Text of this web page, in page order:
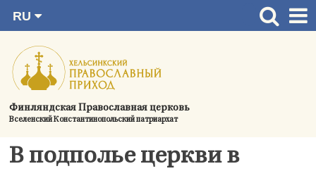
содержимому
Финляндская Православная церковь
Вселенский Константинопольский патриархат
RU
SV
EN
UA
Главная страница
Актуальное
Україна
О приходе
В подполье церкви в